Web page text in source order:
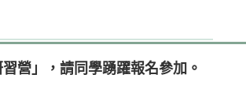
營」，請同學踴躍報名參加。